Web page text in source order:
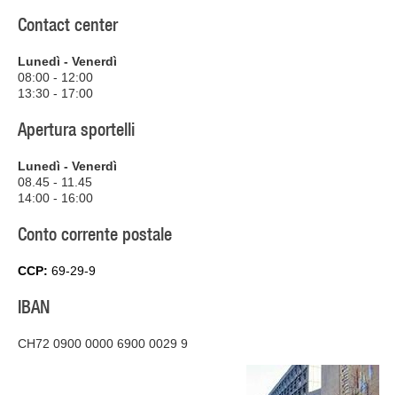
Contact center
Lunedì - Venerdì
08:00 - 12:00
13:30 - 17:00
Apertura sportelli
Lunedì - Venerdì
08.45 - 11.45
14:00 - 16:00
Conto corrente postale
CCP: 69-29-9
IBAN
CH72 0900 0000 6900 0029 9